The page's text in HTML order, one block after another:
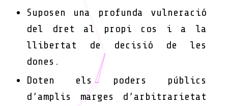
Suposen una profunda vulneració
del dret al propi cos i a la
llibertat de decisió de les
dones.
Doten els poders públics
d’amplis marges d’arbitrarietat